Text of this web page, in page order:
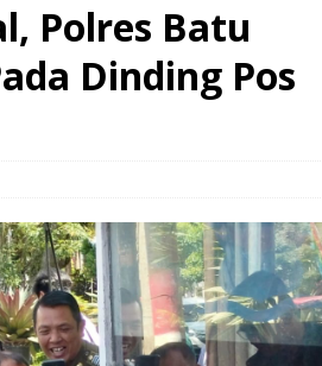
Polres Batu
Dinding Pos